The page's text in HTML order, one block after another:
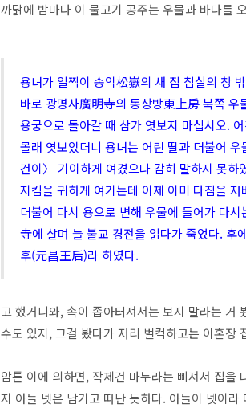
까닭에 밤마다 이 물고기 공주는 우물과 바다를
용녀가 일찍이 송악松嶽의 새 집 침실의 창
바로 광명사廣明寺의 동상방東上房 북쪽 우
용궁으로 돌아갈 때 삼가 엿보지 마십시오.
몰래 엿보았더니 용녀는 어린 딸과 더불어
건이〉 기이하게 여겼으나 감히 말하지 못하
지킴을 귀하게 여기는데 이제 이미 다짐을
더불어 다시 용으로 변해 우물에 들어가 다
寺에 살며 늘 불교 경전을 읽다가 죽었다.
후(元昌王后)라 하였다.
고 했거니와, 속이 좁아터져서는 보지 말라는 거
수도 있지, 그걸 봤다가 저리 벌컥하고는 이혼장
암튼 이에 의하면, 작제건 마누라는 삐져서 집을
지 아들 넷은 남기고 떠난 듯하다. 아들이 넷이